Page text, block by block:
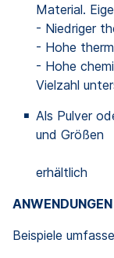
Material.
- Niedriger
- Hohe
- Hohe
Vielzahl
Als Pulver
und Größen
erhältlich
ANWENDUNGEN
Beispiele